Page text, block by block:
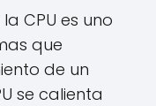
CPU es uno
que
de un
se calienta